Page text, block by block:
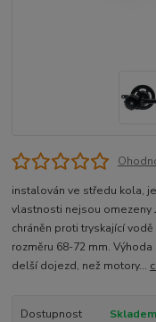
instalován ve středu kola,
vlastnosti nejsou omezeny
chráněn proti tryskající
rozměru 68-72 mm.
delší dojezd, než motory...
Dostupnost